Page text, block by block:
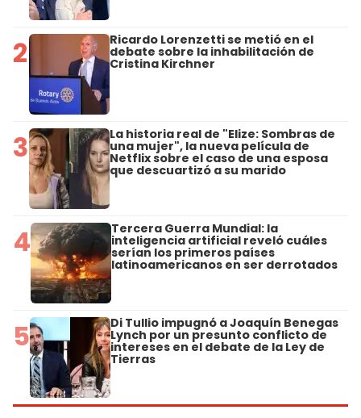
2 Ricardo Lorenzetti se metió en el
debate sobre la inhabilitación de
Cristina Kirchner
3 La historia real de "Elize: Sombras de
una mujer", la nueva película de
Netflix sobre el caso de una esposa
que descuartizó a su marido
4 Tercera Guerra Mundial: la
inteligencia artificial reveló cuáles
serían los primeros países
latinoamericanos en ser derrotados
5 Di Tullio impugnó a Joaquín Benegas
Lynch por un presunto conflicto de
intereses en el debate de la Ley de
Tierras